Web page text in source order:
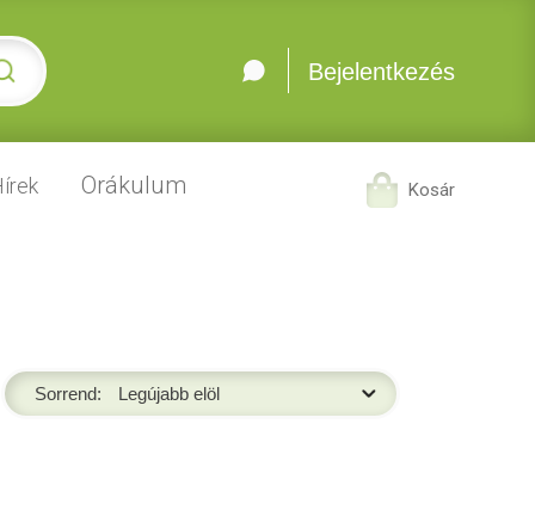
Bejelentkezés
Sorrend: